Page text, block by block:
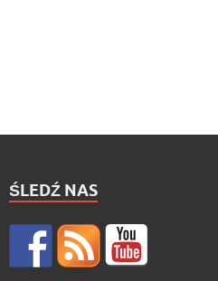
ŚLEDŹ NAS